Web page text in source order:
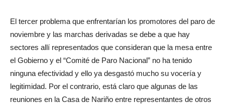
El tercer problema que enfrentarían los promotores del paro de
noviembre y las marchas derivadas se debe a que hay
sectores allí representados que consideran que la mesa entre
el Gobierno y el “Comité de Paro Nacional” no ha tenido
ninguna efectividad y ello ya desgastó mucho su vocería y
legitimidad. Por el contrario, está claro que algunas de las
reuniones en la Casa de Nariño entre representantes de otros